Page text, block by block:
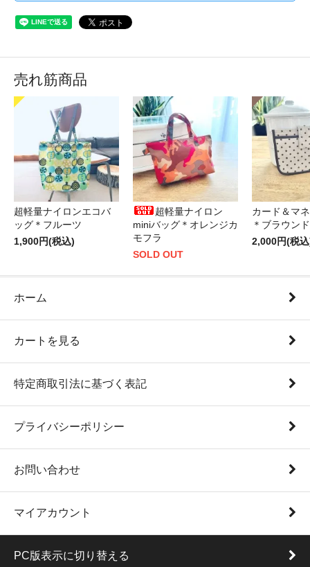
売れ筋商品
超軽量ナイロンエコバ
ッグ＊フルーツ
1,900円(税込)
超軽量ナイロン
miniバッグ＊オレンジカ
モフラ
SOLD OUT
カード＆マ
＊ブラウン
2,000円(税
ホーム
カートを見る
特定商取引法に基づく表記
プライバシーポリシー
お問い合わせ
マイアカウント
PC版表示に切り替える